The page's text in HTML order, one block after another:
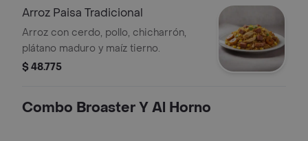
Arroz Paisa Tradicional
Arroz con cerdo, pollo, chicharrón,
plátano maduro y maíz tierno.
$ 48.775
Combo Broaster Y Al Horno